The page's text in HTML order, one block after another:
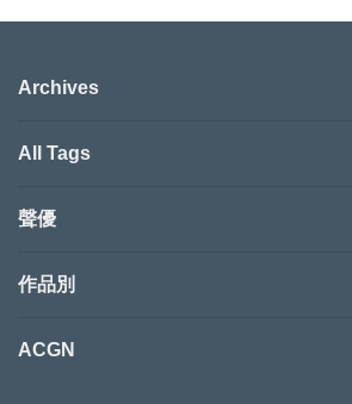
Archives
All Tags
聲優
作品別
ACGN